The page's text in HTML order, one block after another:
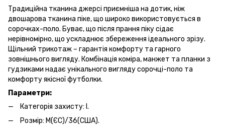
Традиційна тканина джерсі приємніша на дотик, ніж
двошарова тканина піке, що широко використовується в
сорочках-поло. Буває, що після прання піку сідає
нерівномірно, що ускладнює збереження ідеального зрізу.
Щільний трикотаж – гарантія комфорту та гарного
зовнішнього вигляду. Комбінація коміра, манжет та планки з
гудзиками надає унікального вигляду сорочці-поло та
комфорту якісної футболки.
Параметри:
Категорія захисту: I.
Розмір: M(ЄС)/36(США).